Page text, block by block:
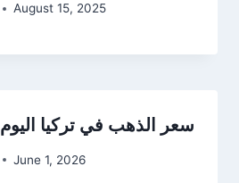
August 15, 2025
سعر الذهب في تركيا اليوم 01 يونيو 2026
June 1, 2026